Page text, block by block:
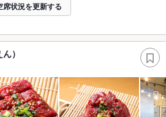
席状況を更新する
）